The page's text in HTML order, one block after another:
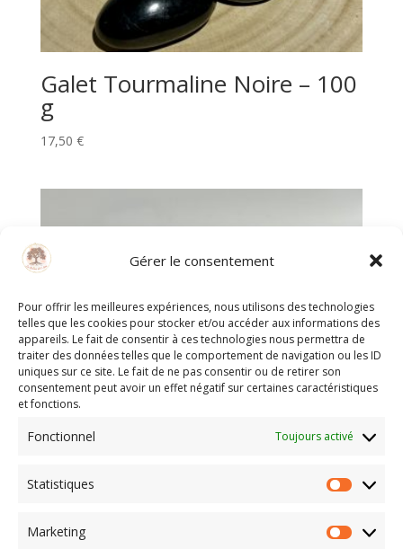
Gérer le consentement
Pour offrir les meilleures expériences, nous utilisons des technologies
telles que les cookies pour stocker et/ou accéder aux informations des
appareils. Le fait de consentir à ces technologies nous permettra de
traiter des données telles que le comportement de navigation ou les ID
uniques sur ce site. Le fait de ne pas consentir ou de retirer son
consentement peut avoir un effet négatif sur certaines caractéristiques
et fonctions.
Fonctionnel Toujours activé
Statistiques
Marketing
Galet Tourmaline Noire – 100
g
17,50 €
Galet Tourmaline Rose – 60 g